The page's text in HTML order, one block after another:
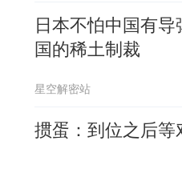
日本不怕中国有
国的稀土制裁
星空解密站
掼蛋：到位之后等